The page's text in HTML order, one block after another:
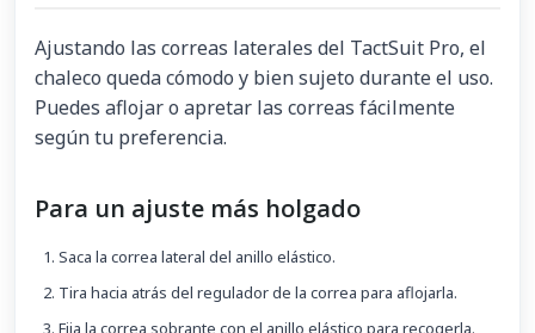
Ajustando las correas laterales del TactSuit Pro, el
chaleco queda cómodo y bien sujeto durante el uso.
Puedes aflojar o apretar las correas fácilmente
según tu preferencia.
Para un ajuste más holgado
Saca la correa lateral del anillo elástico.
Tira hacia atrás del regulador de la correa para aflojarla.
Fija la correa sobrante con el anillo elástico para recogerla.